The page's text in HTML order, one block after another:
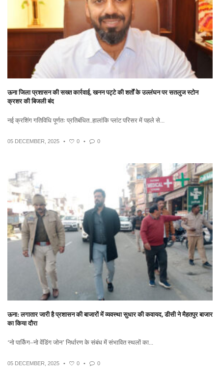
ऊना जिला प्रशासन की सख्त कार्रवाई, खनन पट्टे की शर्तों के उल्लंघन पर सतलुज स्टोन
क्रशर की बिजली बंद
नई क्रशिंग गतिविधि पूर्णतः प्रतिबंधित..हालांकि प्लांट परिसर में पहले से...
05 DECEMBER, 2025 • 0 • 0
ऊना: लगातार जारी है प्रशासन की बाजारों में व्यवस्था सुधार की कवायद, डीसी ने मैहतपुर बाजार
का किया दौरा
‘नो पार्किंग–नो वेंडिंग जोन’ निर्धारण के संबंध में संभावित स्थलों का...
05 DECEMBER, 2025 • 0 • 0